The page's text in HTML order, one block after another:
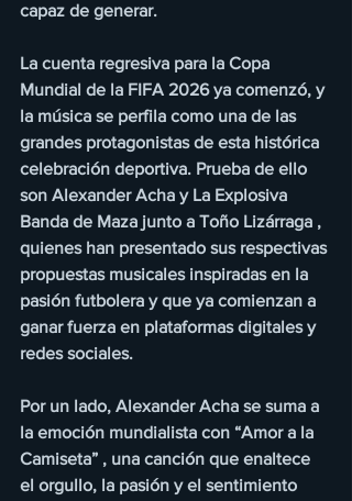
capaz de generar.
La cuenta regresiva para la Copa
Mundial de la FIFA 2026 ya comenzó, y
la música se perfila como una de las
grandes protagonistas de esta histórica
celebración deportiva. Prueba de ello
son Alexander Acha y La Explosiva
Banda de Maza junto a Toño Lizárraga ,
quienes han presentado sus respectivas
propuestas musicales inspiradas en la
pasión futbolera y que ya comienzan a
ganar fuerza en plataformas digitales y
redes sociales.
Por un lado, Alexander Acha se suma a
la emoción mundialista con “Amor a la
Camiseta” , una canción que enaltece
el orgullo, la pasión y el sentimiento